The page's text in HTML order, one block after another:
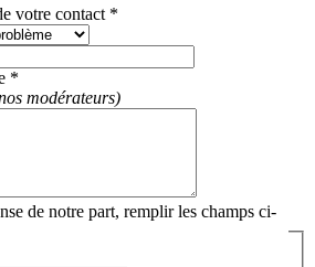
votre contact *
*
modérateurs)
de notre part, remplir les champs ci-